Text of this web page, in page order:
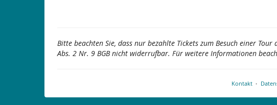
Bitte beachten Sie, dass nur bezahlte Tickets zum Besuch einer
Abs. 2 Nr. 9 BGB nicht widerrufbar. Für weitere Informationen
Kontakt